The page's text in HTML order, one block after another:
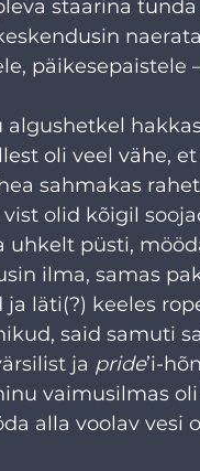
staarina
päikesepaistele
oli veel vähe,
sahmakas
olid kõigil
uhkelt püsti,
ilma, samas
läti(?) keeles
said samuti
ja pride’i-
vaimusilmas
alla voolav vesi